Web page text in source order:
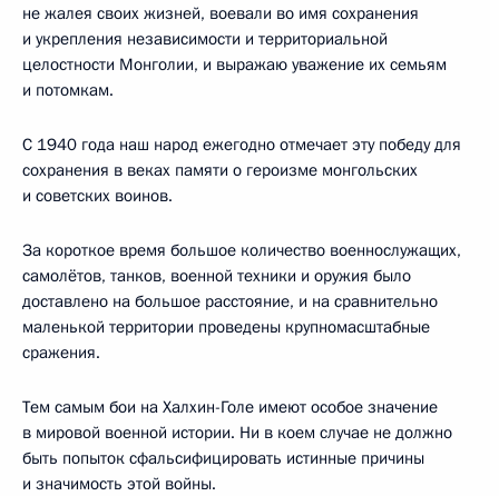
не жалея своих жизней, воевали во имя сохранения
и укрепления независимости и территориальной
целостности Монголии, и выражаю уважение их семьям
и потомкам.
С 1940 года наш народ ежегодно отмечает эту победу для
сохранения в веках памяти о героизме монгольских
и советских воинов.
За короткое время большое количество военнослужащих,
самолётов, танков, военной техники и оружия было
доставлено на большое расстояние, и на сравнительно
маленькой территории проведены крупномасштабные
сражения.
Тем самым бои на Халхин-Голе имеют особое значение
в мировой военной истории. Ни в коем случае не должно
быть попыток сфальсифицировать истинные причины
и значимость этой войны.